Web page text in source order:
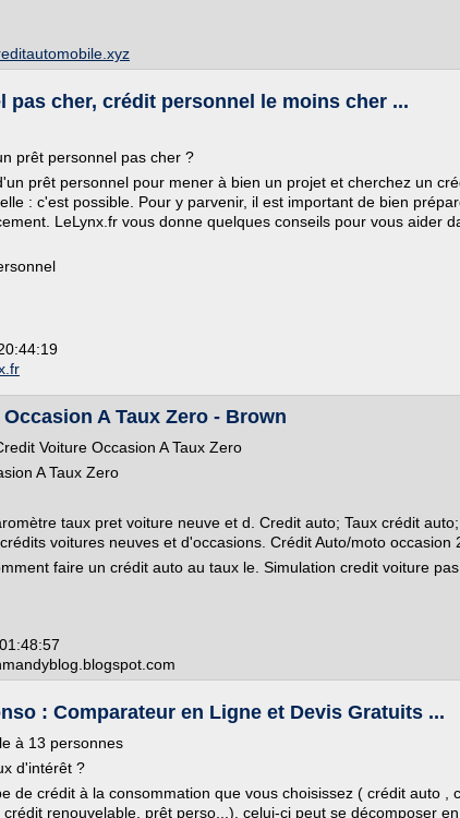
pas cher, crédit personnel le moins cher ...
prêt personnel pas cher ?
prêt personnel pour mener à bien un projet et cherchez un
: c'est possible. Pour y parvenir, il est important de bien
LeLynx.fr vous donne quelques conseils pour vous aider
A Taux Zero - Brown
Voiture Occasion A Taux Zero
A Taux Zero
taux pret voiture neuve et d. Credit auto; Taux crédit
voitures neuves et d'occasions. Crédit Auto/moto occasion
faire un crédit auto au taux le. Simulation credit voiture
: Comparateur en Ligne et Devis Gratuits ...
à 13 personnes
d'intérêt ?
de crédit à la consommation que vous choisissez ( crédit auto ,
renouvelable, prêt perso...), celui-ci peut se décomposer